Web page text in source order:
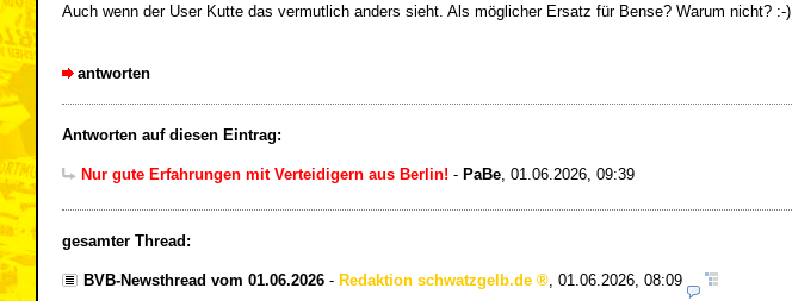
Auch wenn der User Kutte das vermutlich anders sieht. Als möglicher Ersatz für Bense? Warum nicht? :-)
antworten
Antworten auf diesen Eintrag:
Nur gute Erfahrungen mit Verteidigern aus Berlin! - PaBe 01.06.2026, 09:39
gesamter Thread:
BVB-Newsthread vom 01.06.2026 - Redaktion schwatzgelb.de
01.06.2026, 08:09